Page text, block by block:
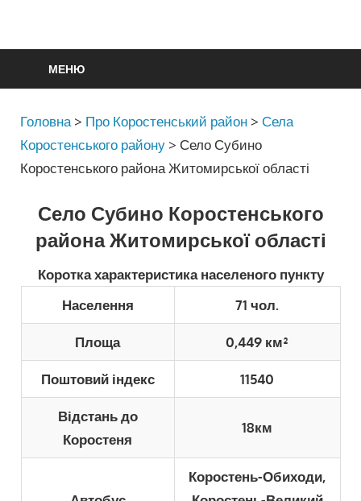
МЕНЮ
Головна > Про Коростенський район >Села
Коростенського району > Село Субино
Коростенського района Житомирської області
Село Субино Коростенського
района Житомирської області
Коротка характеристика населеного пункту
Населення
71 чол.
Площа 0,449 км²
Поштовий індекс 11540
Відстань до
Коростеня
18км
Коростень-Обиходи,